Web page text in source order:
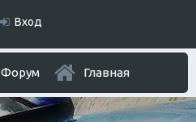
Вход
Форум Главная